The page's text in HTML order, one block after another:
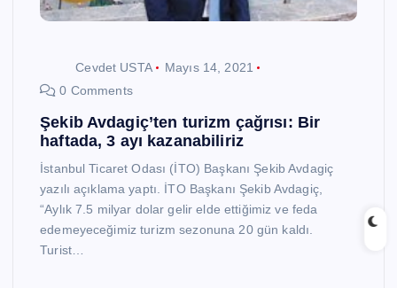
Cevdet USTA
Mayıs 14, 2021
0 Comments
Şekib Avdagiç’ten turizm çağrısı: Bir
haftada, 3 ayı kazanabiliriz
İstanbul Ticaret Odası (İTO) Başkanı Şekib Avdagiç
yazılı açıklama yaptı. İTO Başkanı Şekib Avdagiç,
“Aylık 7.5 milyar dolar gelir elde ettiğimiz ve feda
edemeyeceğimiz turizm sezonuna 20 gün kaldı.
Turist…